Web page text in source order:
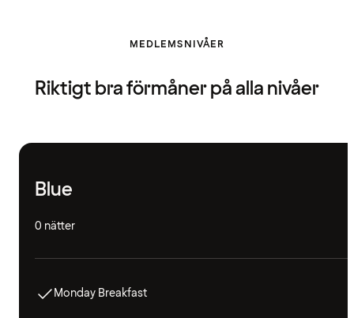
MEDLEMSNIVÅER
Riktigt bra förmåner på alla nivåer
Blue
0 nätter
Monday Breakfast